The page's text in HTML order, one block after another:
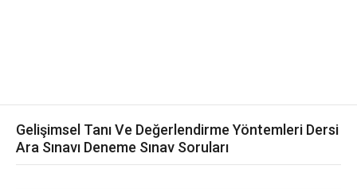
Gelişimsel Tanı Ve Değerlendirme Yöntemleri Dersi
Ara Sınavı Deneme Sınav Soruları